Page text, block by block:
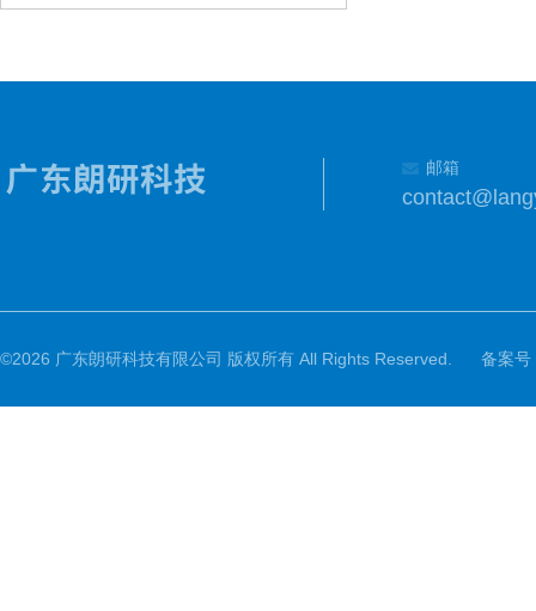
邮箱
©2026 广东朗研科技有限公司 版权所有 All Rights Reserved. 备案号